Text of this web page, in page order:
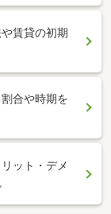
賃貸の初期
合や時期を
ット・デメ